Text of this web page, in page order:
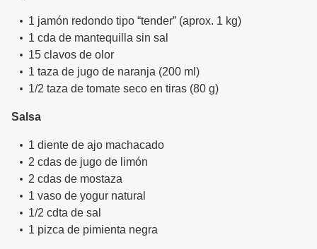
1 jamón redondo tipo “tender” (aprox. 1 kg)
1 cda de mantequilla sin sal
15 clavos de olor
1 taza de jugo de naranja (200 ml)
1/2 taza de tomate seco en tiras (80 g)
Salsa
1 diente de ajo machacado
2 cdas de jugo de limón
2 cdas de mostaza
1 vaso de yogur natural
1/2 cdta de sal
1 pizca de pimienta negra